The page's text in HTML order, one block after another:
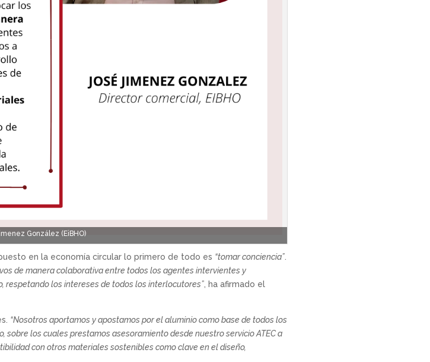
González (EiBHO)
en la economía circular lo primero de todo es “tomar conciencia”.
de manera colaborativa entre todos los agentes intervientes y
respetando los intereses de todos los interlocutores”, ha afirmado el
“Nosotros aportamos y apostamos por el aluminio como base de todos los
los cuales prestamos asesoramiento desde nuestro servicio ATEC a
con otros materiales sostenibles como clave en el diseño,